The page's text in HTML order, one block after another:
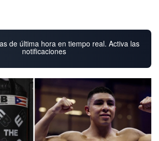
de última hora en tiempo real. Activa las
notificaciones